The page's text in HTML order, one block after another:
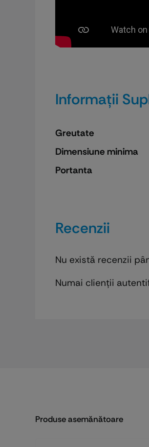
Informații
Greutate
Dimensiune minima
Portanta
Recenzii
Nu există recenzii
Numai clienții
Produse asemănătoare